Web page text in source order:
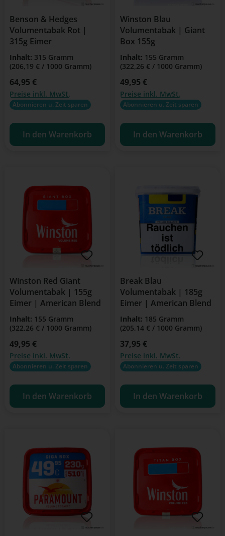
Benson & Hedges
Volumentabak Rot |
315g Eimer
Inhalt: 315 Gramm
(206,19 € / 1000 Gramm)
Regulärer Preis:
64,95 €
Preise inkl. MwSt.
Abonnieren u. Zeit sparen
In den Warenkorb
Winston Blau
Volumentabak | Giant
Box 155g
Inhalt: 155 Gramm
(322,26 € / 1000 Gramm)
Regulärer Preis:
49,95 €
Preise inkl. MwSt.
Abonnieren u. Zeit sparen
In den Warenkorb
Winston Red Giant
Volumentabak | 155g
Eimer | American Blend
Inhalt: 155 Gramm
(322,26 € / 1000 Gramm)
Regulärer Preis:
49,95 €
Preise inkl. MwSt.
Abonnieren u. Zeit sparen
In den Warenkorb
Break Blau
Volumentabak | 185g
Eimer | American Blend
Inhalt: 185 Gramm
(205,14 € / 1000 Gramm)
Regulärer Preis:
37,95 €
Preise inkl. MwSt.
Abonnieren u. Zeit sparen
In den Warenkorb